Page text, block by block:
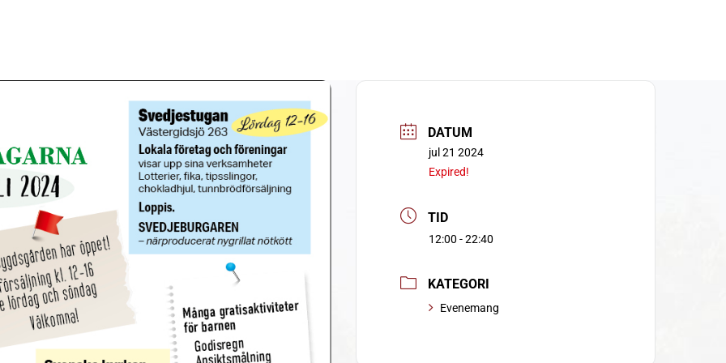
DATUM
jul 21 2024
Expired!
TID
12:00 - 22:40
KATEGORI
Evenemang